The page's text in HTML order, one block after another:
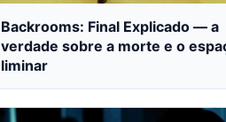
Backrooms: Final Explicado — a
verdade sobre a morte e o
liminar